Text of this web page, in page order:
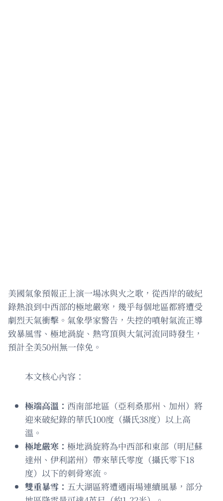
美國氣象預報正上演一場冰與火之歌，從西岸的破紀
錄熱浪到中西部的極地嚴寒，幾乎每個地區都將遭受
劇烈天氣衝擊。氣象學家警告，失控的噴射氣流正導
致暴風雪、極地渦旋、熱穹頂與大氣河流同時發生，
預計全美50州無一倖免。
本文核心內容：
極端高溫： 西南部地區（亞利桑那州、加州）將
迎來破紀錄的華氏100度（攝氏38度）以上高
溫。
極地嚴寒： 極地渦旋將為中西部和東部（明尼蘇
達州、伊利諾州）帶來華氏零度（攝氏零下18
度）以下的刺骨寒流。
雙重暴雪： 五大湖區將遭遇兩場連續風暴，部分